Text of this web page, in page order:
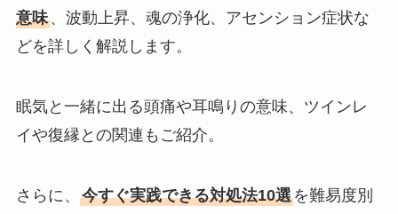
意味、波動上昇、魂の浄化、アセンション症状な
どを詳しく解説します。
眠気と一緒に出る頭痛や耳鳴りの意味、ツインレ
イや復縁との関連もご紹介。
さらに、 今すぐ実践できる対処法10選を難易度別